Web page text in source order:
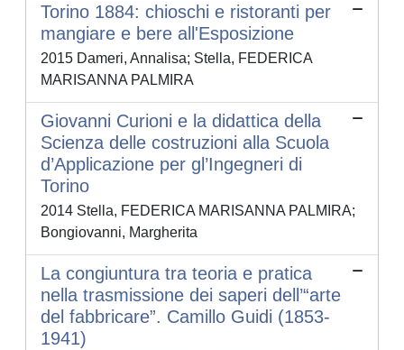
Torino 1884: chioschi e ristoranti per
mangiare e bere all'Esposizione
2015 Dameri, Annalisa; Stella, FEDERICA
MARISANNA PALMIRA
Giovanni Curioni e la didattica della
Scienza delle costruzioni alla Scuola
d’Applicazione per gl’Ingegneri di
Torino
2014 Stella, FEDERICA MARISANNA PALMIRA;
Bongiovanni, Margherita
La congiuntura tra teoria e pratica
nella trasmissione dei saperi dell’“arte
del fabbricare”. Camillo Guidi (1853-
1941)